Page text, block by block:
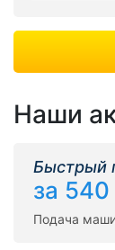
Наши
Быстрый
за
Подача